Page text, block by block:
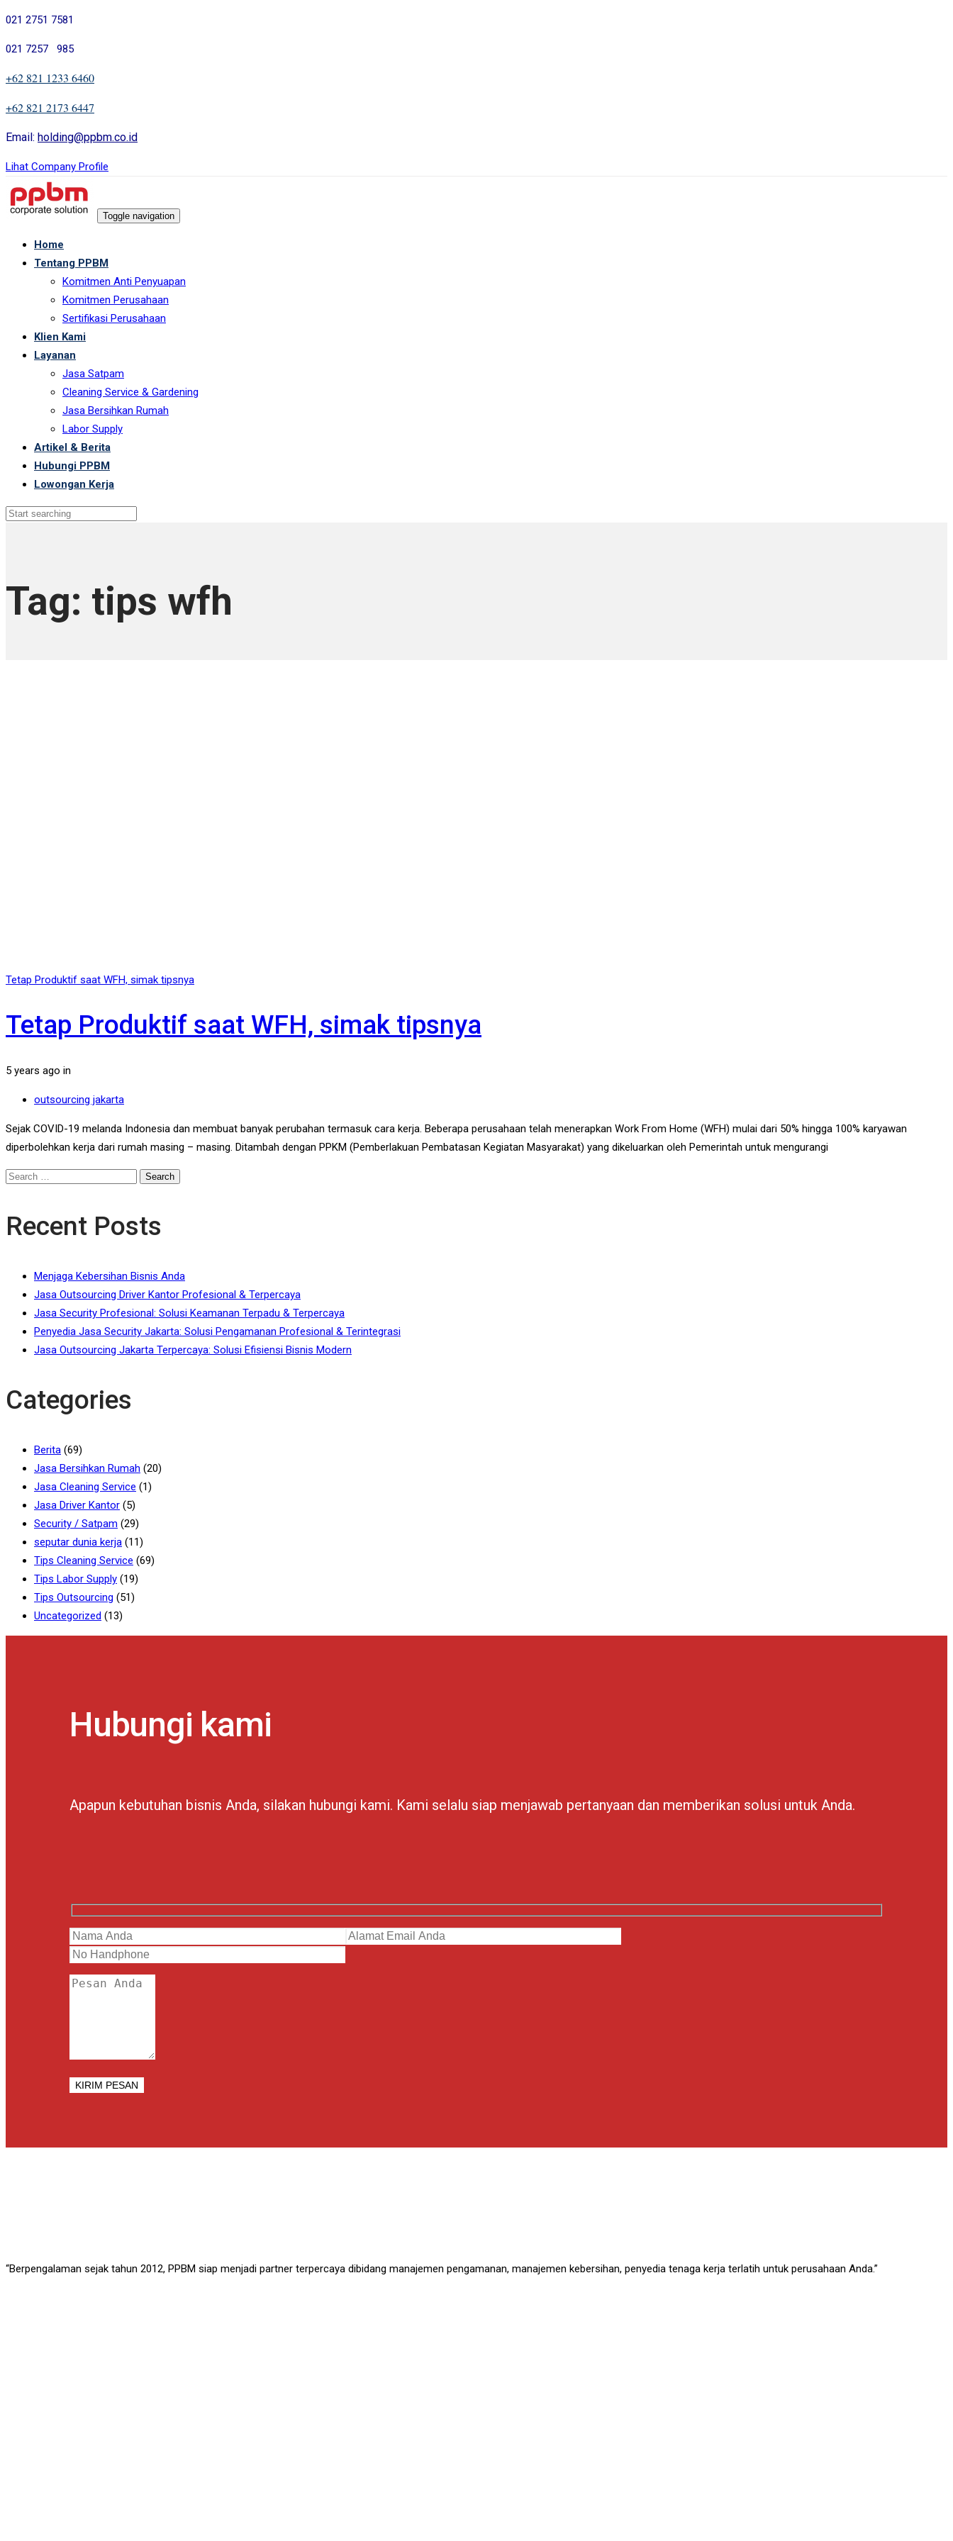
Skip
Skip
primary
navigation
to
content
021 2751 7581
021 7257 985
+62 821 1233 6460
+62 821 2173 6447
Email: holding@ppbm.co.id
Lihat Company Profile
Toggle navigation
Home
Tentang PPBM
Komitmen Anti Penyuapan
Komitmen Perusahaan
Sertifikasi Perusahaan
Klien Kami
Layanan
Jasa Satpam
Cleaning Service & Gardening
Jasa Bersihkan Rumah
Labor Supply
Artikel & Berita
Hubungi PPBM
Lowongan Kerja
Tag: tips wfh
Tetap Produktif saat WFH, simak tipsnya
Tetap Produktif saat WFH, simak tipsnya
5 years ago in
outsourcing jakarta
Sejak COVID-19 melanda Indonesia dan membuat banyak perubahan termasuk cara kerja. Beberapa perusahaan telah menerapkan Work From Home (WFH) mulai dari 50% hingga 100% karyawan
diperbolehkan kerja dari rumah masing – masing. Ditambah dengan PPKM (Pemberlakuan Pembatasan Kegiatan Masyarakat) yang dikeluarkan oleh Pemerintah untuk mengurangi
Search
Recent Posts
Menjaga Kebersihan Bisnis Anda
Jasa Outsourcing Driver Kantor Profesional & Terpercaya
Jasa Security Profesional: Solusi Keamanan Terpadu & Terpercaya
Penyedia Jasa Security Jakarta: Solusi Pengamanan Profesional & Terintegrasi
Jasa Outsourcing Jakarta Terpercaya: Solusi Efisiensi Bisnis Modern
Categories
Berita (69)
Jasa Bersihkan Rumah (20)
Jasa Cleaning Service (1)
Jasa Driver Kantor (5)
Security / Satpam (29)
seputar dunia kerja (11)
Tips Cleaning Service (69)
Tips Labor Supply (19)
Tips Outsourcing (51)
Uncategorized (13)
Hubungi kami
Apapun kebutuhan bisnis Anda, silakan hubungi kami. Kami selalu siap menjawab pertanyaan dan memberikan solusi untuk Anda.
“Berpengalaman sejak tahun 2012, PPBM siap menjadi partner terpercaya dibidang manajemen pengamanan, manajemen kebersihan, penyedia tenaga kerja terlatih untuk perusahaan Anda.”